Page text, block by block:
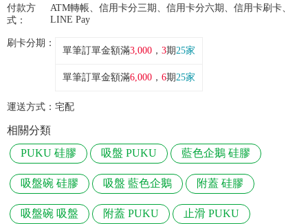
付款方
式：
ATM轉帳、信用卡分三期、信用卡分六期、信用卡刷卡、
LINE Pay
刷卡分期：
單筆訂單金額滿3,000 ， 3期25家
單筆訂單金額滿6,000 ， 6期25家
運送方式： 宅配
相關分類
PUKU 硅膠
吸盤 PUKU 藍色企鵝 硅膠
吸盤碗 硅膠 吸盤 藍色企鵝 附蓋 硅膠
吸盤碗 吸盤 附蓋 PUKU 止滑 PUKU